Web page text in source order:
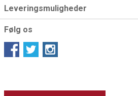
Leveringsmuligheder
Følg os